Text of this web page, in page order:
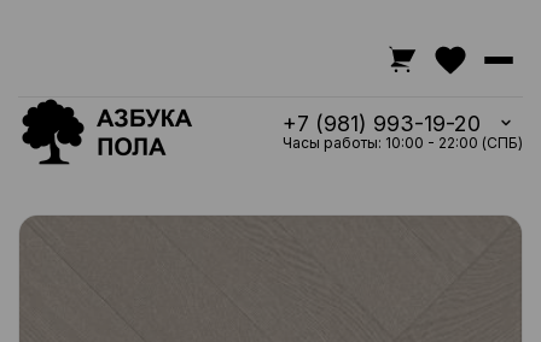
+7 (981) 993-19-20
Часы работы: 10:00 - 22:00 (СПБ)